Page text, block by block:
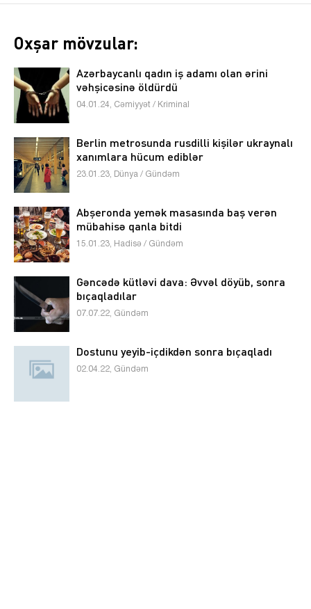
Oxşar mövzular:
Azərbaycanlı qadın iş adamı olan ərini
vəhşicəsinə öldürdü
04.01.24, Cəmiyyət / Kriminal
Berlin metrosunda rusdilli kişilər ukraynalı
xanımlara hücum ediblər
23.01.23, Dünya / Gündəm
Abşeronda yemək masasında baş verən
mübahisə qanla bitdi
15.01.23, Hadisə / Gündəm
Gəncədə kütləvi dava: Əvvəl döyüb, sonra
bıçaqladılar
07.07.22, Gündəm
Dostunu yeyib-içdikdən sonra bıçaqladı
02.04.22, Gündəm